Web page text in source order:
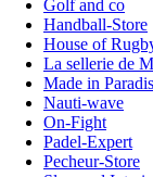
Golf and co
Handball-Store
House of
La sellerie de
Made in Paradis
Nauti-wave
On-Fight
Padel-Expert
Pecheur-Store